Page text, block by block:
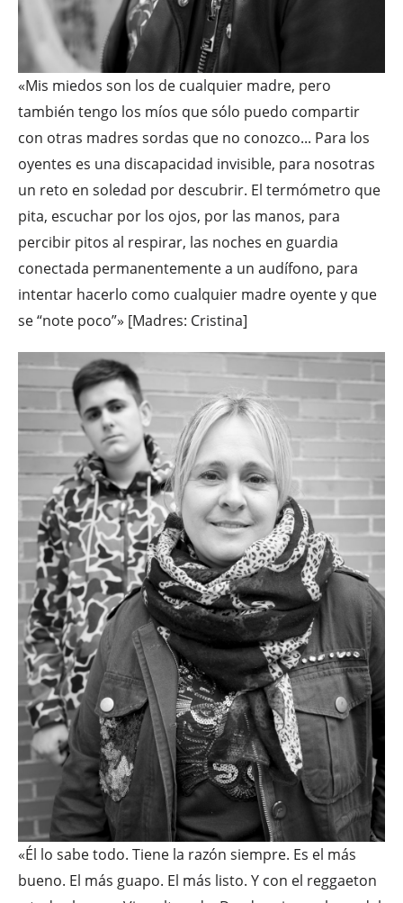
«Mis miedos son los de cualquier madre, pero
también tengo los míos que sólo puedo compartir
con otras madres sordas que no conozco... Para los
oyentes es una discapacidad invisible, para nosotras
un reto en soledad por descubrir. El termómetro que
pita, escuchar por los ojos, por las manos, para
percibir pitos al respirar, las noches en guardia
conectada permanentemente a un audífono, para
intentar hacerlo como cualquier madre oyente y que
se “note poco”» [Madres: Cristina]
«Él lo sabe todo. Tiene la razón siempre. Es el más
bueno. El más guapo. El más listo. Y con el reggaeton